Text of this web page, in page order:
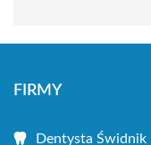
FIRMY
Dentysta Świdnik